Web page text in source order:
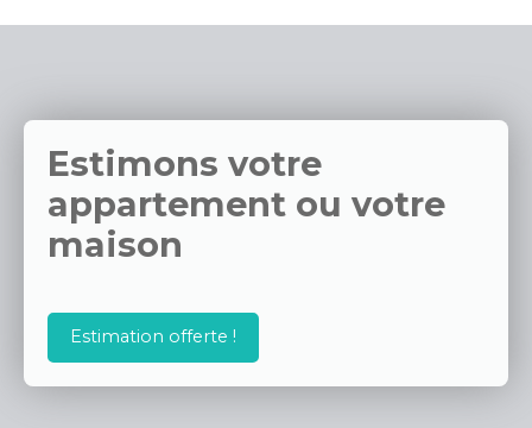
Estimons votre
appartement ou votre
maison
Estimation offerte !